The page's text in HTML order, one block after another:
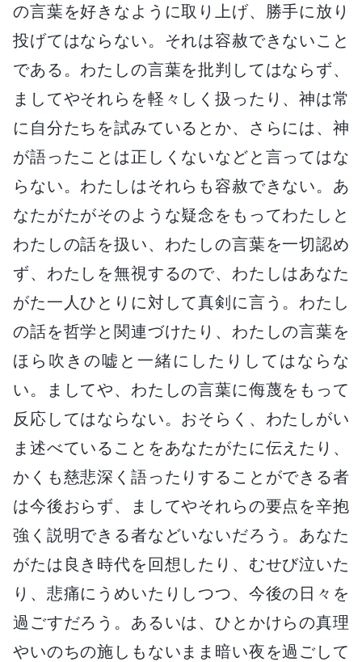
の言葉を好きなように取り上げ、勝手に放り
投げてはならない。それは容赦できないこと
である。わたしの言葉を批判してはならず、
ましてやそれらを軽々しく扱ったり、神は常
に自分たちを試みているとか、さらには、神
が語ったことは正しくないなどと言ってはな
らない。わたしはそれらも容赦できない。あ
なたがたがそのような疑念をもってわたしと
わたしの話を扱い、わたしの言葉を一切認め
ず、わたしを無視するので、わたしはあなた
がた一人ひとりに対して真剣に言う。わたし
の話を哲学と関連づけたり、わたしの言葉を
ほら吹きの嘘と一緒にしたりしてはならな
い。ましてや、わたしの言葉に侮蔑をもって
反応してはならない。おそらく、わたしがい
ま述べていることをあなたがたに伝えたり、
かくも慈悲深く語ったりすることができる者
は今後おらず、ましてやそれらの要点を辛抱
強く説明できる者などいないだろう。あなた
がたは良き時代を回想したり、むせび泣いた
り、悲痛にうめいたりしつつ、今後の日々を
過ごすだろう。あるいは、ひとかけらの真理
やいのちの施しもないまま暗い夜を過ごして